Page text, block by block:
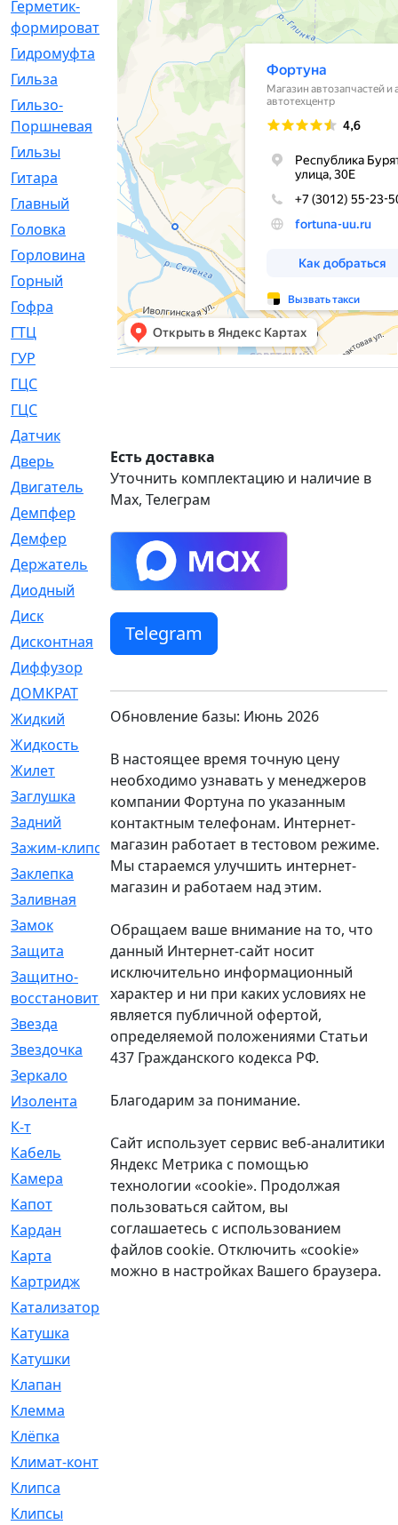
Герметик-
формирователь
[3]
Гидромуфта
Гильза
[56]
Гильзо-
Поршневая
[13]
Гильзы
[259]
Гитара
[7]
Главный
[29]
Головка
[28]
Горловина
[14]
Горный
Гофра
[86]
ГТЦ
[96]
ГУР
ГЦC
ГЦС
Датчик
Дверь
[249]
Двигатель
[64]
Демпфер
[2]
Демфер
[1]
Держатель
[5]
Диодный
[3]
Диск
[418]
Дисконтная
[1]
Диффузор
ДОМКРАТ
[1]
Жидкий
[5]
Жидкость
Жилет
[1]
Заглушка
[21]
Задний
[528]
Зажим-клипса
[1]
Заклепка
[1]
Заливная
Замок
[12]
Защита
[79]
Защитно-
восстановительный
[4]
Звезда
[1]
Звездочка
[5]
Зеркало
Изолента
[1]
К-т
Кабель
[50]
Камера
[4]
Капот
[144]
Кардан
[131]
Карта
[2]
Картридж
[250]
Катализатор
Катушка
Катушки
Клапан
Клемма
Клёпка
Климат-контроль
Клипса
Клипсы
Есть доставка
Уточнить комплектацию и наличие в
Max, Телеграм
Telegram
Обновление базы: Июнь 2026
В настоящее время точную цену
необходимо узнавать у менеджеров
компании Фортуна по указанным
контактным телефонам. Интернет-
магазин работает в тестовом режиме.
Мы стараемся улучшить интернет-
магазин и работаем над этим.
Обращаем ваше внимание на то, что
данный Интернет-сайт носит
исключительно информационный
характер и ни при каких условиях не
является публичной офертой,
определяемой положениями Статьи
437 Гражданского кодекса РФ.
Благодарим за понимание.
Сайт использует сервис веб-аналитики
Яндекс Метрика с помощью
технологии «cookie». Продолжая
пользоваться сайтом, вы
соглашаетесь с использованием
файлов cookie. Отключить «cookie»
можно в настройках Вашего браузера.